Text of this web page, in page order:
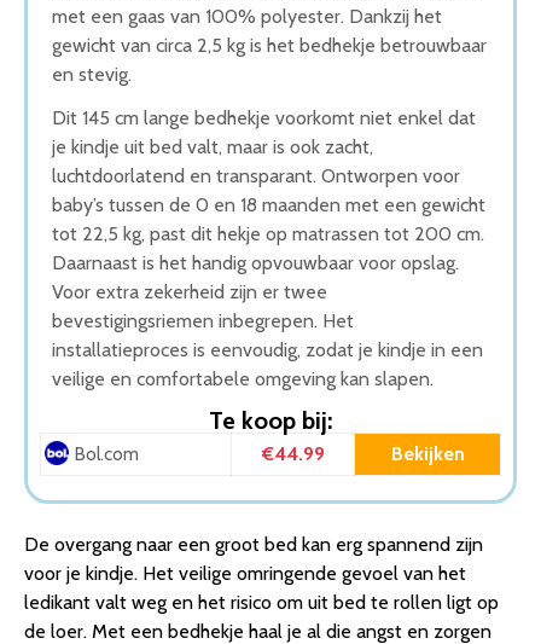
5. Beste Budget Bedhekje van 2026
Conclusie
met een gaas van 100% polyester. Dankzij het
gewicht van circa 2,5 kg is het bedhekje betrouwbaar
en stevig.
Dit 145 cm lange bedhekje voorkomt niet enkel dat
je kindje uit bed valt, maar is ook zacht,
luchtdoorlatend en transparant. Ontworpen voor
baby’s tussen de 0 en 18 maanden met een gewicht
tot 22,5 kg, past dit hekje op matrassen tot 200 cm.
Daarnaast is het handig opvouwbaar voor opslag.
Voor extra zekerheid zijn er twee
bevestigingsriemen inbegrepen. Het
installatieproces is eenvoudig, zodat je kindje in een
veilige en comfortabele omgeving kan slapen.
Te koop bij:
Bol.com €44.99 Bekijken
De overgang naar een groot bed kan erg spannend zijn
voor je kindje. Het veilige omringende gevoel van het
ledikant valt weg en het risico om uit bed te rollen ligt op
de loer. Met een bedhekje haal je al die angst en zorgen